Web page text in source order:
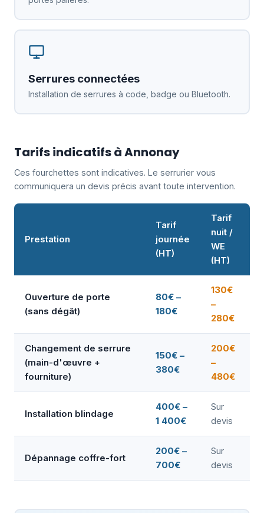
Serrures connectées
Installation de serrures à code, badge ou Bluetooth.
Tarifs indicatifs à Annonay
Ces fourchettes sont indicatives. Le serrurier vous
communiquera un devis précis avant toute intervention.
Prestation
Tarif
journée
(HT)
Tarif
nuit /
WE
(HT)
Ouverture de porte
(sans dégât)
80€ –
180€
130€
–
280€
Changement de serrure
(main-d'œuvre +
fourniture)
150€ –
380€
200€
–
480€
Installation blindage
400€ –
1 400€
Sur
devis
Dépannage coffre-fort
200€ –
700€
Sur
devis